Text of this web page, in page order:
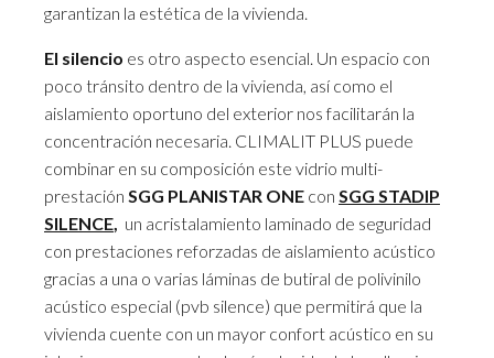
garantizan la estética de la vivienda.
El silencio es otro aspecto esencial. Un espacio con
poco tránsito dentro de la vivienda, así como el
aislamiento oportuno del exterior nos facilitarán la
concentración necesaria. CLIMALIT PLUS puede
combinar en su composición este vidrio multi-
prestación SGG PLANISTAR ONE con SGG STADIP
SILENCE un acristalamiento laminado de seguridad
con prestaciones reforzadas de aislamiento acústico
gracias a una o varias láminas de butiral de polivinilo
acústico especial (pvb silence) que permitirá que la
vivienda cuente con un mayor confort acústico en su